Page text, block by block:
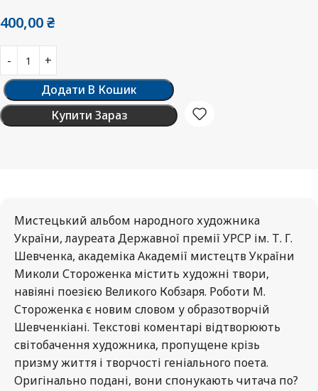
400,00₴
Додати В Кошик
Купити Зараз
Мистецький альбом народного художника
України, лауреата Державної премії УРСР ім. Т. Г.
Шевченка, академіка Академії мистецтв України
Миколи Стороженка містить художні твори,
навіяні поезією Великого Кобзаря. Роботи М.
Стороженка є новим словом у образотворчій
Шевченкіані. Текстові коментарі відтворюють
світобачення художника, пропущене крізь
призму життя і творчості геніального поета.
Оригінально подані, вони спонукають читача по?